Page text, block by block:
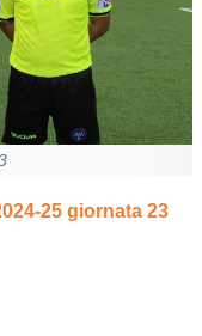
25 giornata 23